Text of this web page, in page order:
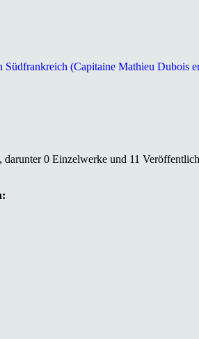
Südfrankreich (Capitaine Mathieu Dubois
darunter 0 Einzelwerke und 11